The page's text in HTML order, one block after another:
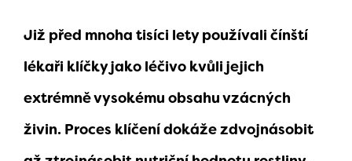
Již před mnoha tisíci lety používali čínští
lékaři klíčky jako léčivo kvůli jejich
extrémně vysokému obsahu vzácných
živin. Proces klíčení dokáže zdvojnásobit